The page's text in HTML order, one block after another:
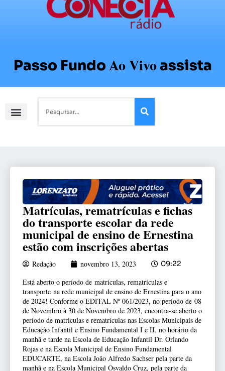
Passo FundoAo Vivoassista
Matrículas, rematrículas e fichas
do transporte escolar da rede
municipal de ensino de Ernestina
estão com inscrições abertas
Redação novembro 13, 2023 09:22
Está aberto o período de matrículas, rematrículas e
transporte na rede municipal de ensino de Ernestina para o ano
de 2024! Conforme o EDITAL Nº 061/2023, no período de 08
de Novembro à 30 de Novembro de 2023, encontra-se aberto o
período de matriculas e rematrículas nas Escolas Municipais de
Educação Infantil e Ensino Fundamental I e II, no horário da
manhã e tarde na Escola de Educação Infantil Dr. Orlando
Rojas e na Escola Municipal de Ensino Fundamental
EDUCARTE, na Escola João Alfredo Sachser pela parte da
manhã e na Escola Municipal Osvaldo Cruz, pela parte da